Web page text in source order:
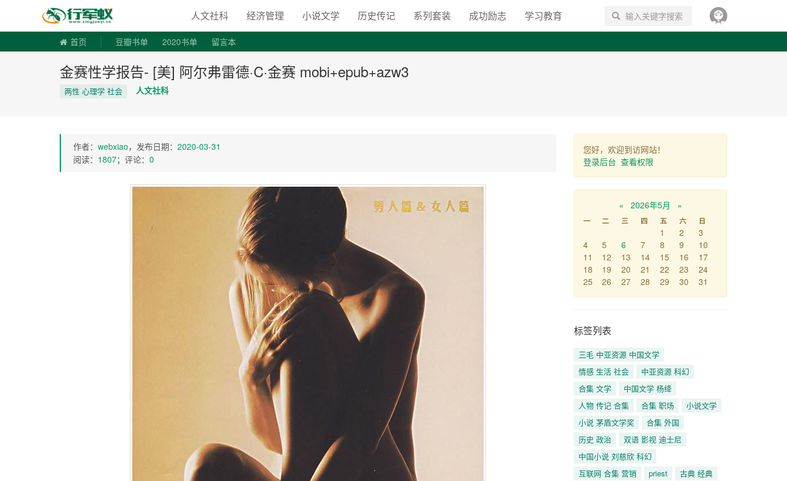
寻书令|走向自由之路
人文社科 经济管理 小说文学 历史传记 系列套装 成功励志 学习教育 搜索
首页 豆瓣书单 2020书单 留言本
金赛性学报告- [美] 阿尔弗雷德·C·金赛 mobi+epub+azw3
两性 心理学 社会 人文社科
作者： webxiao，发布日期： 2020-03-31
阅读： 1807；评论： 0
您好，欢迎到访网站！
登录后台 查看权限
« 2026年5月 »
一 二 三 四 五 六 日
1 2
3
4
5 6 7 8 9
10
11
12 13 14 15 16
17
18
19 20 21 22 23
24
25
26 27 28 29 30 31
标签列表
三毛 中亚资源 中国文学
情感 生活 社会
中亚资源 科幻
合集 文学
中国文学 杨绛
人物 传记 合集
合集 职场
小说文学
小说 茅盾文学奖
合集 外国
历史 政治
双语 影视 迪士尼
中国小说 刘慈欣 科幻
互联网 合集 营销
priest
古典 经典